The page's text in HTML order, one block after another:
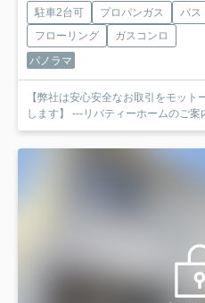
駐車2台可 プロパンガス バス
フローリング
ガスコンロ
パノラマ
【弊社は安心安全なお取引をモッ
します】 ---リバティーホームのご